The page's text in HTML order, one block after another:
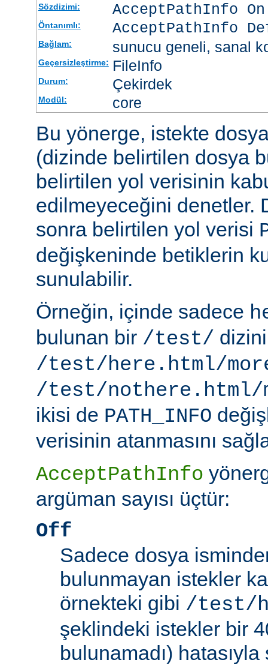
Sözdizimi: AcceptPathInfo
Öntanımlı: AcceptPathInfo
Bağlam: sunucu geneli, sanal
Geçersizleştirme: FileInfo
Durum: Çekirdek
Modül: core
Bu yönerge, istekte
(dizinde belirtilen dosya
belirtilen yol verisinin
edilmeyeceğini denetler.
sonra belirtilen yol verisi
değişkeninde betiklerin
sunulabilir.
Örneğin, içinde sadece
bulunan bir /test/
/test/here.html/
/test/nothere.html/
ikisi de PATH_INFO
verisinin atanmasını
AcceptPathInfo
argüman sayısı üçtür:
Off
Sadece dosya
bulunmayan istekler
örnekteki gibi /test/
şeklindeki istekler bir
bulunamadı) hatasıyla